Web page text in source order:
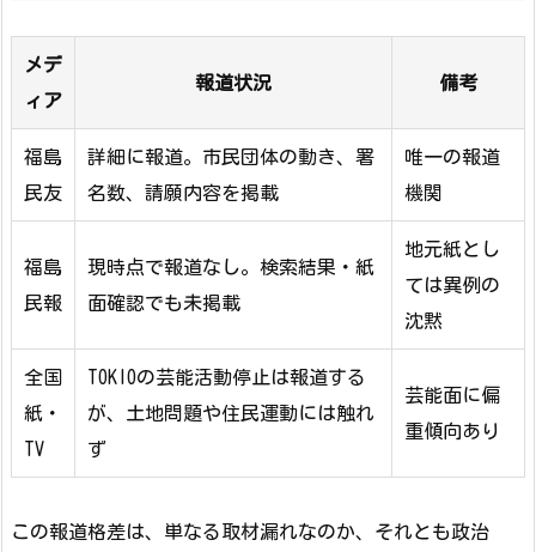
メデ
ィア
報道状況 備考
福島
民友
詳細に報道。市民団体の動き、署
名数、請願内容を掲載
唯一の報道
機関
福島
民報
現時点で報道なし。検索結果・紙
面確認でも未掲載
地元紙とし
ては異例の
沈黙
全国
紙・
TV
TOKIOの芸能活動停止は報道する
が、土地問題や住民運動には触れ
ず
芸能面に偏
重傾向あり
この報道格差は、単なる取材漏れなのか、それとも政治